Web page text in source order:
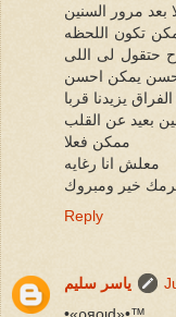
بعد مرور السنين
تكون اللحظه
حتقول لى اللى
يمكن احسن
يزيدنا قربا
بعيد عن القلب
ممكن فعلا
معلش انا رغايه
خير ومبروك
Reply
ياسر سليم